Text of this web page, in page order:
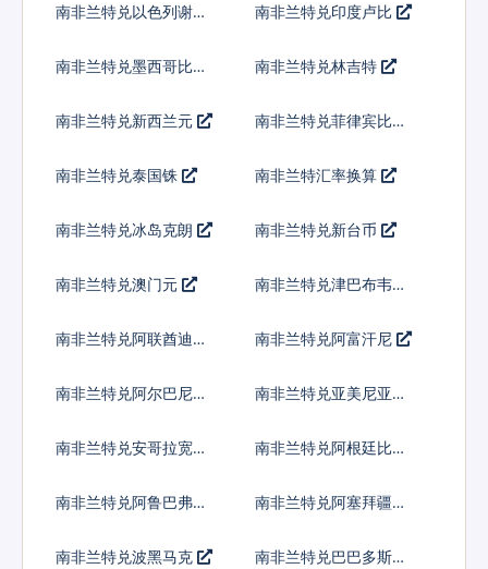
南非兰特兑以色列谢克
南非兰特兑印度卢比
南非兰特兑墨西哥比索 南非兰特兑林吉特
南非兰特兑新西兰元 南非兰特兑菲律宾比索
南非兰特兑泰国铢 南非兰特汇率换算
南非兰特兑冰岛克朗 南非兰特兑新台币
南非兰特兑澳门元 南非兰特兑津巴布韦币
南非兰特兑阿联酋迪拉
南非兰特兑阿富汗尼
南非兰特兑阿尔巴尼亚
南非兰特兑亚美尼亚德
南非兰特兑安哥拉宽扎 南非兰特兑阿根廷比索
南非兰特兑阿鲁巴弗罗
南非兰特兑阿塞拜疆马
南非兰特兑波黑马克 南非兰特兑巴巴多斯元